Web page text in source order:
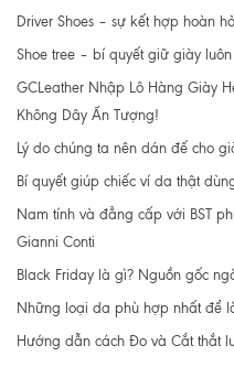
Driver Shoes – sự kết hợp hoàn
Shoe tree – bí quyết giữ giày
GCLeather Nhập Lô Hàng Giày
Không Dây Ấn Tượng!
Lý do chúng ta nên dán đế cho
Bí quyết giúp chiếc ví da thật
Nam tính và đẳng cấp với BST
Gianni Conti
Black Friday là gì? Nguồn gốc
Những loại da phù hợp nhất để
Hướng dẫn cách Đo và Cắt thắt